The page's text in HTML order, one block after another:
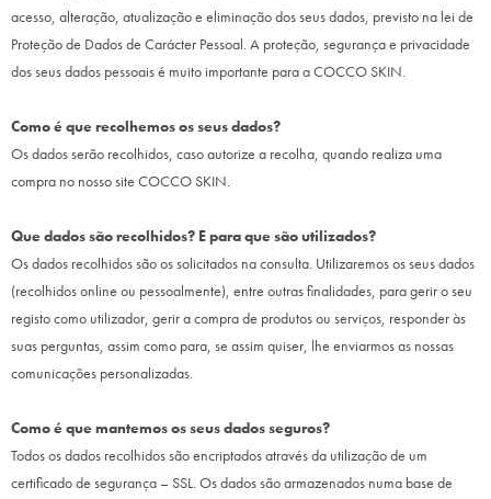
acesso, alteração, atualização e eliminação dos seus dados, previsto na lei de
Proteção de Dados de Carácter Pessoal. A proteção, segurança e privacidade
dos seus dados pessoais é muito importante para aCOCCO SKIN.
Como é que recolhemos os seus dados?
Os dados serão recolhidos, caso autorize a recolha, quando realiza uma
compra no nosso site COCCO SKIN.
Que dados são recolhidos? E para que são utilizados?
Os dados recolhidos são os solicitados na consulta. Utilizaremos os seus dados
(recolhidos online ou pessoalmente), entre outras finalidades, para gerir o seu
registo como utilizador, gerir a compra de produtos ou serviços, responder às
suas perguntas, assim como para, se assim quiser, lhe enviarmos as nossas
comunicações personalizadas.
Como é que mantemos os seus dados seguros?
Todos os dados recolhidos são encriptados através da utilização de um
certificado de segurança – SSL. Os dados são armazenados numa base de